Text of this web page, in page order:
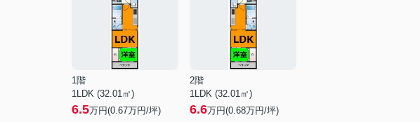
1階
1LDK (32.01㎡)
6.5万円(0.67万円/坪)
2階
1LDK (32.01㎡)
6.6万円(0.68万円/坪)